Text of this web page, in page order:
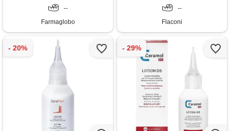
--
Farmaglobo
--
Flaconi